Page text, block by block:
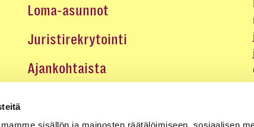
Loma-asunnot
Juristirekrytointi
Ajankohtaista